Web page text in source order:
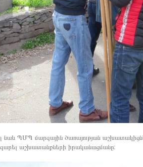
նաև ՊՄՊ մարզային ծառայության
աշխատանքների իրականացմանը: